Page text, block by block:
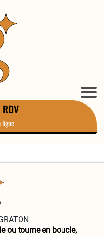
ligne
ou tourne en boucle,